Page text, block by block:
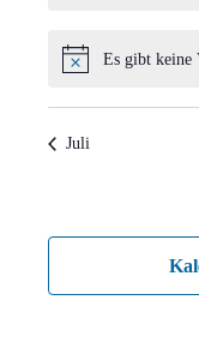
Hinweis
Es gibt keine
Juli